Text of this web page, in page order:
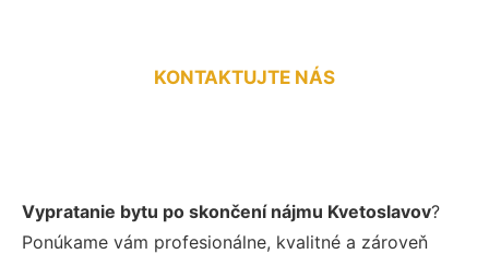
KONTAKTUJTE NÁS
Vypratanie bytu po skončení nájmu Kvetoslavov?
Ponúkame vám profesionálne, kvalitné a zároveň